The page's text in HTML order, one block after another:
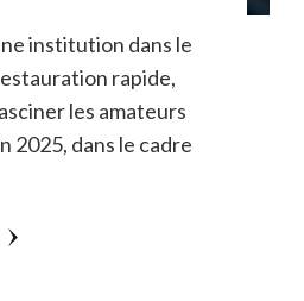
institution dans le
rapide,
les amateurs
2025, dans le cadre